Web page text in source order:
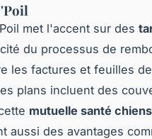
met l'accent sur des
du processus de
les factures et feuilles
plans incluent des
mutuelle santé
aussi des avantages